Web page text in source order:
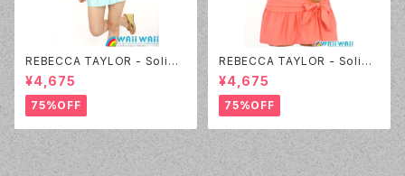
REBECCA TAYLOR - Solid
Rhinestone（14382 - 60:グ
リーン）
¥4,675
75%OFF
REBECCA TAYLOR - Solid
Rhinestone（14382 - 12:ピン
ク）
¥4,675
75%OFF